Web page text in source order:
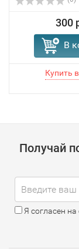
300
В
Получай
Я согласен